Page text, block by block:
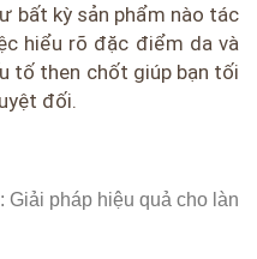
bất kỳ sản phẩm nào tác
hiểu rõ đặc điểm da và
tố then chốt giúp bạn tối
đối.
: Giải pháp hiệu quả cho làn